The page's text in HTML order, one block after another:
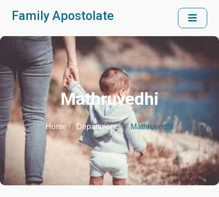
Family Apostolate
Mathruvedhi
Home Departments Mathruvedhi